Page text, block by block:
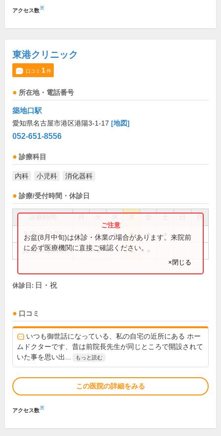
アクセス数※
東港クリニック
口コミ 1件
所在地・電話番号
築地口駅
愛知県名古屋市港区港陽3-1-17 [地図]
052-651-8556
診療科目
内科 小児科 消化器科
診療/受付時間・休診日
祝
9:00～12:30 ● ● ● ● ●
16:30～19:00 ● ● ●
お盆(8月中旬)は休診・休業の場合があります。来院前
に必ず医療機関に直接ご確認ください。
×閉じる
休診日: 日・祝
口コミ
いつも御世話になっている、私の自宅の近所にある ホー
ムドクターです、昔は前院長先生が同じところで開設されて
いた事を思い出...
もっと読む
この医院の詳細をみる
アクセス数※